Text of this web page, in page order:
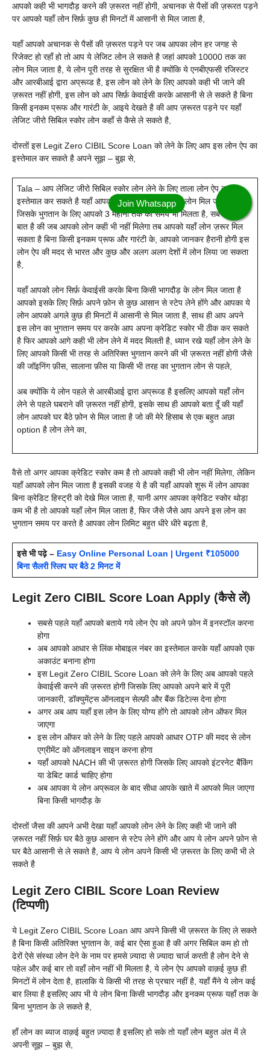
आपको कही भी भागदौड़ करने की ज़रूरत नहीं होगी, अचानक से पैसों की ज़रूरत पड़ने
पर आपको यहाँ लोन सिर्फ़ कुछ ही मिनटों में आसानी से मिल जाता है,
यहाँ आपको अचानक से पैसों की ज़रूरत पड़ने पर जब आपका लोन हर जगह से
रिजेक्ट हो रहाँ हो तो आप ये लेजिट लोन ले सकते है जहां आपको 10000 तक का
लोन मिल जाता है, ये लोन पूरी तरह से सुरक्षित भी है क्योंकि ये एनबीएफसी रजिस्टर
और आरबीआई द्वारा अप्रूव्ड है, इस लोन को लेने के लिए आपको कही भी जाने की
ज़रूरत नहीं होगी, इस लोन को आप सिर्फ़ केवाईसी करके आसानी से ले सकते है बिना
किसी इनकम प्रूफ और गारंटी के, आइये देखते है की आप ज़रूरत पड़ने पर यहाँ
लेजिट जीरो सिबिल स्कोर लोन कहाँ से कैसे ले सकते है,
दोस्तों इस Legit Zero CIBIL Score Loan को लेने के लिए आप इस लोन ऐप का
इस्तेमाल कर सकते है अपने सूझ – बुझ से,
Tala – आप लेजिट जीरो सिबिल स्कोर लोन लेने के लिए ताला लोन ऐप का
इस्तेमाल कर सकते है यहाँ आपको क़रीब 10000 तक का लोन मिल जाता है
जिसके भुगतान के लिए आपको 3 महीनों तक का समय भी मिलता है, सबसे अच्छी
बात है की जब आपको लोन कही भी नहीं मिलेगा तब आपको यहाँ लोन ज़रूर मिल
सकता है बिना किसी इनकम प्रूफ और गारंटी के, आपको जानकर हैरानी होगी इस
लोन ऐप की मदद से भारत और कुछ और अलग अलग देशों में लोन लिया जा सकता
है,
यहाँ आपको लोन सिर्फ़ केवाईसी करके बिना किसी भागदौड़ के लोन मिल जाता है
आपको इसके लिए सिर्फ़ अपने फ़ोन से कुछ आसान से स्टेप लेने होंगे और आपका ये
लोन आपको अगले कुछ ही मिनटों में आसानी से मिल जाता है, साथ ही आप अपने
इस लोन का भुगतान समय पर करके आप अपना क्रेडिट स्कोर भी ठीक कर सकते
है फिर आपको आगे कही भी लोन लेने में मदद मिलती है, ध्यान रखे यहाँ लोन लेने के
लिए आपको किसी भी तरह से अतिरिक्त भुगतान करने की भी ज़रूरत नहीं होगी जैसे
की जॉइनिंग फ़ीस, सालाना फ़ीस या किसी भी तरह का भुगतान लोन से पहले,
अब क्योंकि ये लोन पहले से आरबीआई द्वारा अप्रूव्ड है इसलिए आपको यहाँ लोन
लेने से पहले घबराने की ज़रूरत नहीं होगी, इसके साथ ही आपको बता दूँ की यहाँ
लोन आपको घर बैठे फ़ोन से मिल जाता है जो की मेरे हिसाब से एक बहुत अछा
option है लोन लेने का,
वैसे तो अगर आपका क्रेडिट स्कोर कम है तो आपको कही भी लोन नहीं मिलेगा, लेकिन
यहाँ आपको लोन मिल जाता है इसकी वजह ये है की यहाँ आपको शुरू में लोन आपका
बिना क्रेडिट हिस्ट्री को देखे मिल जाता है, यानी अगर आपका क्रेडिट स्कोर थोड़ा
कम भी है तो आपको यहाँ लोन मिल जाता है, फिर जैसे जैसे आप अपने इस लोन का
भुगतान समय पर करते है आपका लोन लिमिट बहुत धीरे धीरे बढ़ता है,
इसे भी पढ़े – Easy Online Personal Loan | Urgent ₹105000
बिना सैलरी स्लिप घर बैठे 2 मिनट में
Legit Zero CIBIL Score Loan Apply (कैसे लें)
सबसे पहले यहाँ आपको बताये गये लोन ऐप को अपने फ़ोन में इनस्टॉल करना
होगा
अब आपको आधार से लिंक मोबाइल नंबर का इस्तेमाल करके यहाँ आपको एक
अकाउंट बनाना होगा
इस Legit Zero CIBIL Score Loan को लेने के लिए अब आपको पहले
केवाईसी करने की ज़रूरत होगी जिसके लिए आपको अपने बारे में पूरी
जानकारी, डॉक्युमेंट्स ऑनलाइन सेल्फ़ी और बैंक डिटेल्स देना होगा
अगर अब आप यहाँ इस लोन के लिए योग्य होंगे तो आपको लोन ऑफर मिल
जाएगा
इस लोन ऑफर को लेने के लिए पहले आपको आधार OTP की मदद से लोन
एग्रीमेंट को ऑनलाइन साइन करना होगा
यहाँ आपको NACH की भी ज़रूरत होगी जिसके लिए आपको इंटरनेट बैंकिंग
या डेबिट कार्ड चाहिए होगा
अब आपका ये लोन अप्रूवल के बाद सीधा आपके खाते में आपको मिल जाएगा
बिना किसी भागदौड़ के
दोस्तों जैसा की आपने अभी देखा यहाँ आपको लोन लेने के लिए कही भी जाने की
ज़रूरत नहीं सिर्फ़ घर बैठे कुछ आसान से स्टेप लेने होंगे और आप ये लोन अपने फ़ोन से
घर बैठे आसानी से ले सकते है, आप ये लोन अपने किसी भी ज़रूरत के लिए कभी भी ले
सकते है
Legit Zero CIBIL Score Loan Review
(टिप्पणी)
ये Legit Zero CIBIL Score Loan आप अपने किसी भी ज़रूरत के लिए ले सकते
है बिना किसी अतिरिक्त भुगतान के, कई बार ऐसा हुआ है की अगर सिबिल कम हो तो
ढेरों ऐसे संस्था लोन देने के नाम पर हमसे ज़्यादा से ज़्यादा चार्ज करती है लोन देने से
पहेल और कई बार तो वहाँ लोन नहीं भी मिलता है, ये लोन ऐप आपको वाक़ई कुछ ही
मिनटों में लोन देता है, हालाकि ये किसी भी तरह से प्रचार नहीं है, यहाँ मैंने ये लोन कई
बार लिया है इसलिए आप भी ये लोन बिना किसी भागदौड़ और इनकम प्रूफ यहाँ तक के
बिना भुगतान के ले सकते है,
हाँ लोन का ब्याज वाक़ई बहुत ज़्यादा है इसलिए हो सके तो यहाँ लोन बहुत अंत में ले
अपनी सूझ – बुझ से,